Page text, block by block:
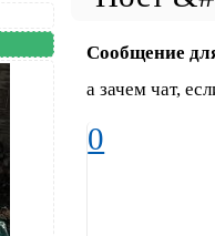
Сообщение
а зачем чат,
0